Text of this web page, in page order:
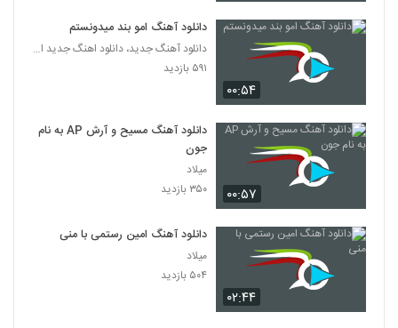
۰۰:۵۴
دانلود آهنگ امو بند میدونستم
دانلود آهنگ جدید، دانلود اهنگ جدید ایرانی
۵۹۱ بازدید
۰۰:۵۷
دانلود آهنگ مسیح و آرش AP به نام
جون
میلاد
۳۵۰ بازدید
۰۲:۴۴
دانلود آهنگ امین رستمی با منی
میلاد
۵۰۴ بازدید